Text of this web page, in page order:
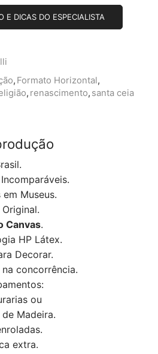
E DICAS DO ESPECIALISTA
, Formato Horizontal,
, renascimento, santa ceia
Museus.
Canvas.
HP Látex.
Decorar.
concorrência.
ou
Madeira.
extra.